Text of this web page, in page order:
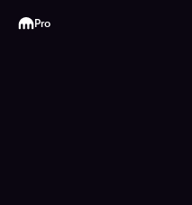
Kraken
Pro